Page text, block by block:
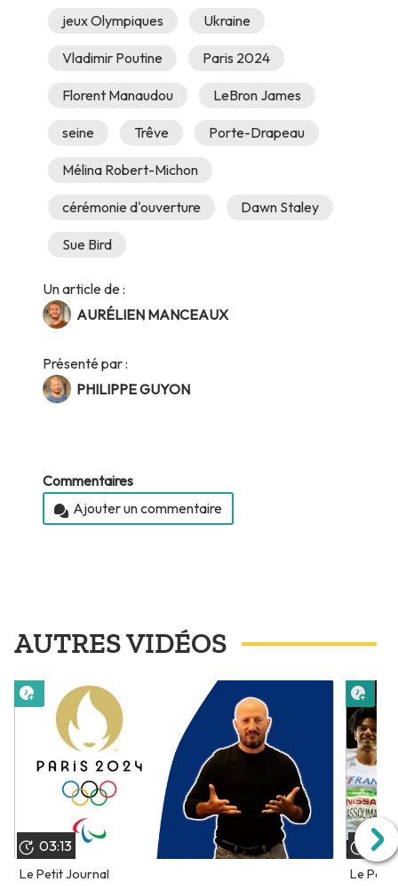
jeux Olympiques Ukraine
Vladimir Poutine Paris 2024
Florent Manaudou LeBron James
seine Trêve Porte-Drapeau
Mélina Robert-Michon
cérémonie d'ouverture Dawn Staley
Sue Bird
Un article de :
AURÉLIEN MANCEAUX
Présenté par :
PHILIPPE GUYON
Commentaires
Ajouter un commentaire
AUTRES VIDÉOS
03:13
Le Petit Journal
Lire plus tard
Le Petit